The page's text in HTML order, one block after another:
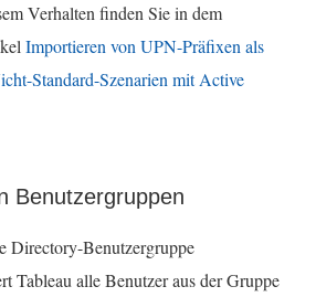
Verhalten finden Sie in dem
Importieren von UPN-Präfixen als
Standard-Szenarien mit Active
Benutzergruppen
Directory-Benutzergruppe
Tableau alle Benutzer aus der Gruppe